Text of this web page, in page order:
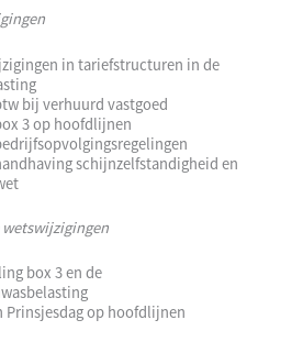
in tariefstructuren in de
bij verhuurd vastgoed
3 op hoofdlijnen
schijnzelfstandigheid en
box 3 en de
Prinsjesdag op hoofdlijnen